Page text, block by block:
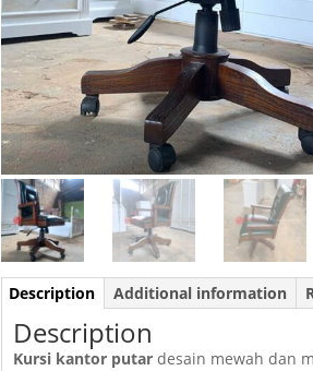
Description Additional information
Description
Kursi kantor putar desain mewah dan